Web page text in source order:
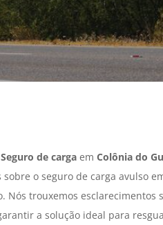
Seguro de cargaem Colônia do
o seguro de carga avulso
Nós trouxemos esclarecimentos
a solução ideal para